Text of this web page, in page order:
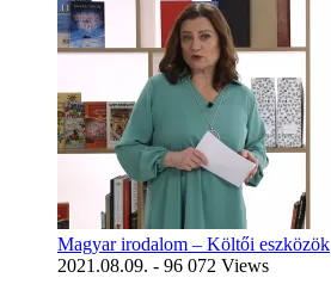
Magyar irodalom – Költői eszközök
2021.08.09. - 96 072 Views